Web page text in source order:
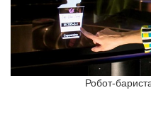
Робот-